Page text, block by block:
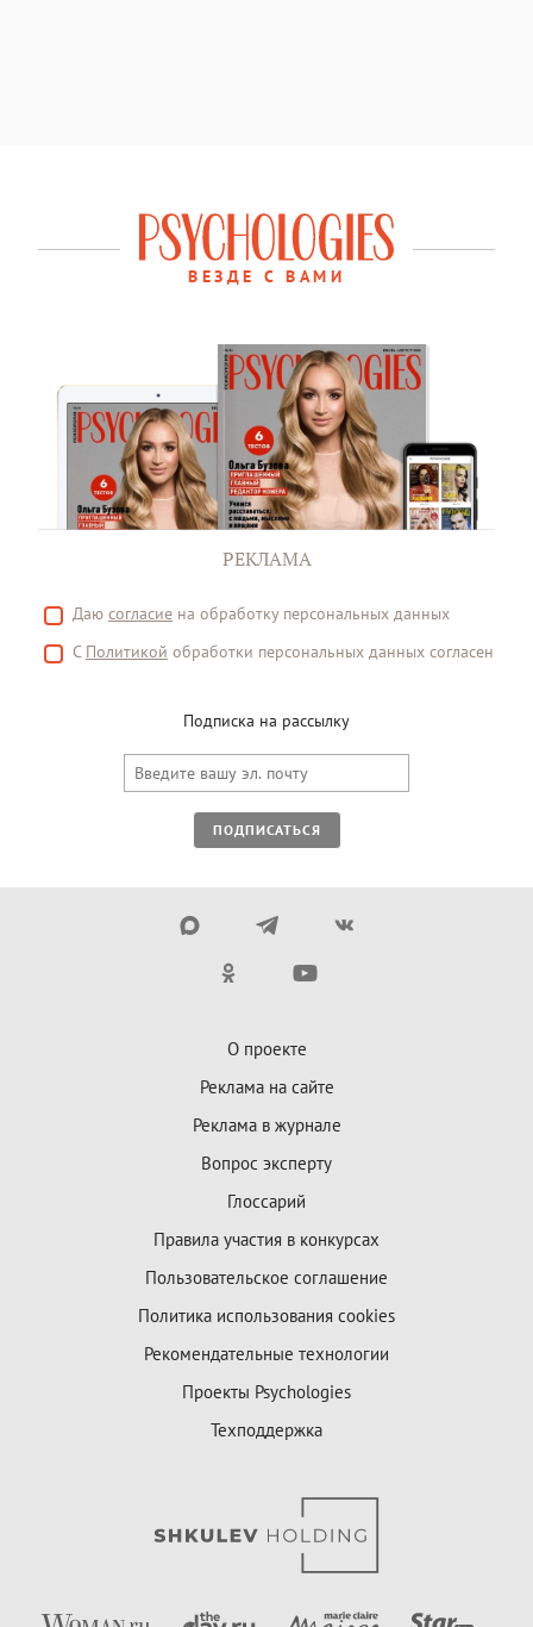
ВЕЗДЕ С ВАМИ
РЕКЛАМА
Даю согласие на обработку персональных данных
С Политикой обработки персональных данных согласен
Подписка на рассылку
ПОДПИСАТЬСЯ
О проекте
Реклама на сайте
Реклама в журнале
Вопрос эксперту
Глоссарий
Правила участия в конкурсах
Пользовательское соглашение
Политика использования cookies
Рекомендательные технологии
Проекты Psychologies
Техподдержка